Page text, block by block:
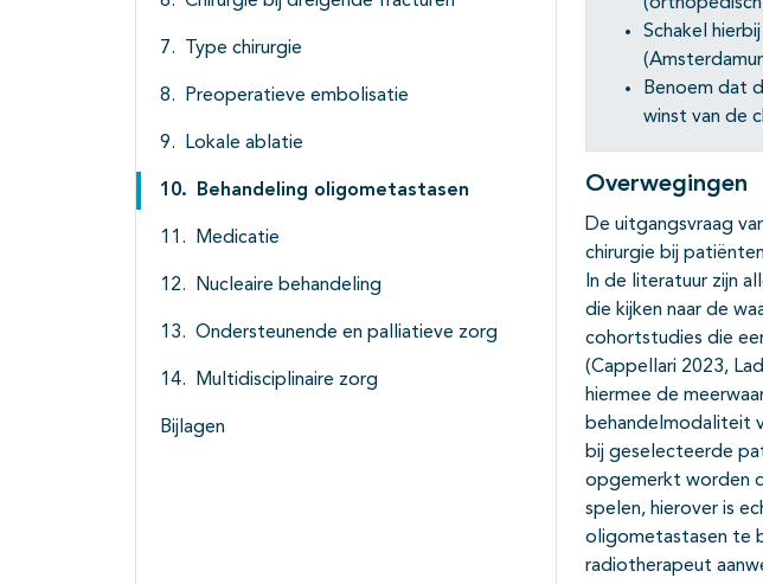
Type chirurgie
Preoperatieve embolisatie
Lokale ablatie
Behandeling oligometastasen
Medicatie
Nucleaire behandeling
Ondersteunende en palliatieve zorg
Multidisciplinaire zorg
Bijlagen
Schakel
Benoem dat
winst van de
Overwegingen
De uitgangsvraag
chirurgie bij
In de literatuur zijn
die kijken naar de
cohortstudies die
(Cappellari 2023,
hiermee de
behandelmodaliteit
bij geselecteerde
opgemerkt worden
spelen, hierover is
oligometastasen te
radiotherapeut